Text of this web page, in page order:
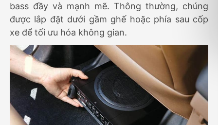
bass đầy và mạnh mẽ. Thông thường, chúng
được lắp đặt dưới gầm ghế hoặc phía sau cốp
xe để tối ưu hóa không gian.